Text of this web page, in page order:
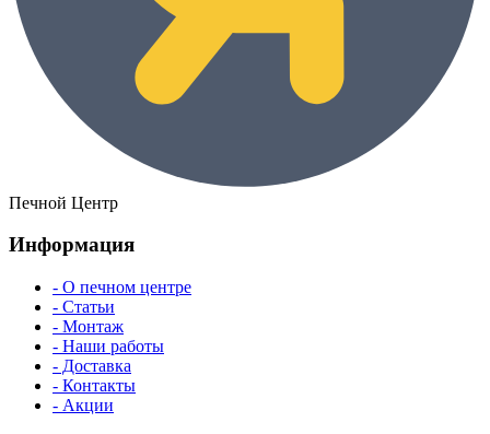
Печной Центр
Информация
- О печном центре
- Статьи
- Монтаж
- Наши работы
- Доставка
- Контакты
- Акции